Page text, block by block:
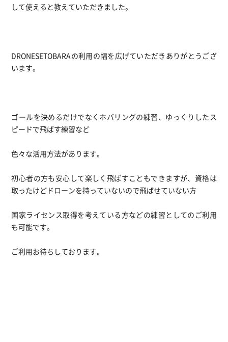
して使えると教えていただきました。
DRONESETOBARAの利用の幅を広げていただきありがとうござ
います。
ゴールを決めるだけでなくホバリングの練習、ゆっくりしたス
ピードで飛ばす練習など
色々な活用方法があります。
初心者の方も安心して楽しく飛ばすこともできますが、資格は
取ったけどドローンを持っていないので飛ばせていない方
国家ライセンス取得を考えている方などの練習としてのご利用
も可能です。
ご利用お待ちしております。